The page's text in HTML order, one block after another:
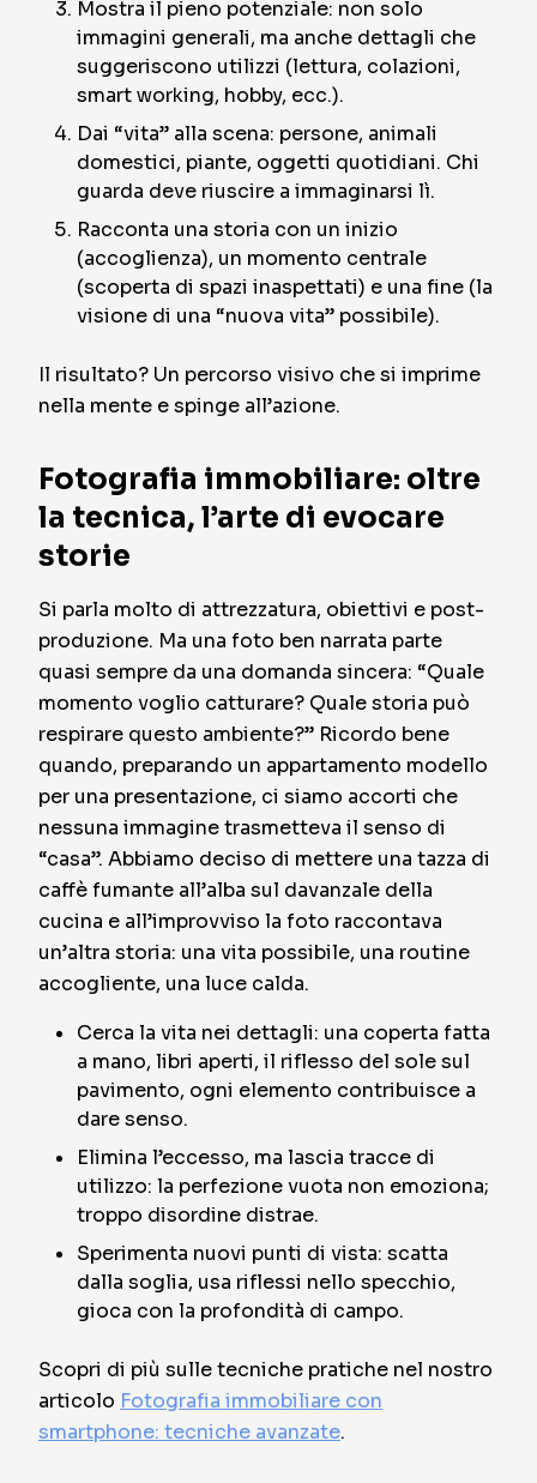
Mostra il pieno potenziale: non solo
immagini generali, ma anche dettagli che
suggeriscono utilizzi (lettura, colazioni,
smart working, hobby, ecc.).
Dai “vita” alla scena: persone, animali
domestici, piante, oggetti quotidiani. Chi
guarda deve riuscire a immaginarsi lì.
Racconta una storia con un inizio
(accoglienza), un momento centrale
(scoperta di spazi inaspettati) e una fine (la
visione di una “nuova vita” possibile).
Il risultato? Un percorso visivo che si imprime
nella mente e spinge all’azione.
Fotografia immobiliare: oltre
la tecnica, l’arte di evocare
storie
Si parla molto di attrezzatura, obiettivi e post-
produzione. Ma una foto ben narrata parte
quasi sempre da una domanda sincera: “Quale
momento voglio catturare? Quale storia può
respirare questo ambiente?” Ricordo bene
quando, preparando un appartamento modello
per una presentazione, ci siamo accorti che
nessuna immagine trasmetteva il senso di
“casa”. Abbiamo deciso di mettere una tazza di
caffè fumante all’alba sul davanzale della
cucina e all’improvviso la foto raccontava
un’altra storia: una vita possibile, una routine
accogliente, una luce calda.
Cerca la vita nei dettagli: una coperta fatta
a mano, libri aperti, il riflesso del sole sul
pavimento, ogni elemento contribuisce a
dare senso.
Elimina l’eccesso, ma lascia tracce di
utilizzo: la perfezione vuota non emoziona;
troppo disordine distrae.
Sperimenta nuovi punti di vista: scatta
dalla soglia, usa riflessi nello specchio,
gioca con la profondità di campo.
Scopri di più sulle tecniche pratiche nel nostro
articolo Fotografia immobiliare con
smartphone: tecniche avanzate.